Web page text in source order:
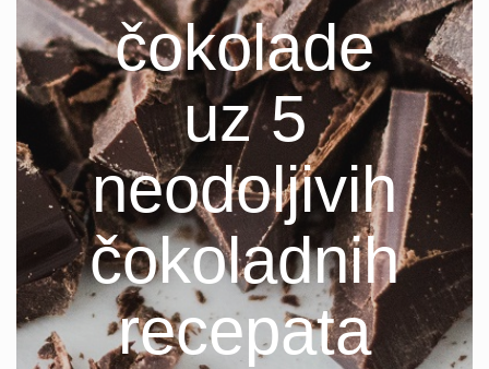
čokolade
uz 5
neodoljivih
čokoladnih
recepata